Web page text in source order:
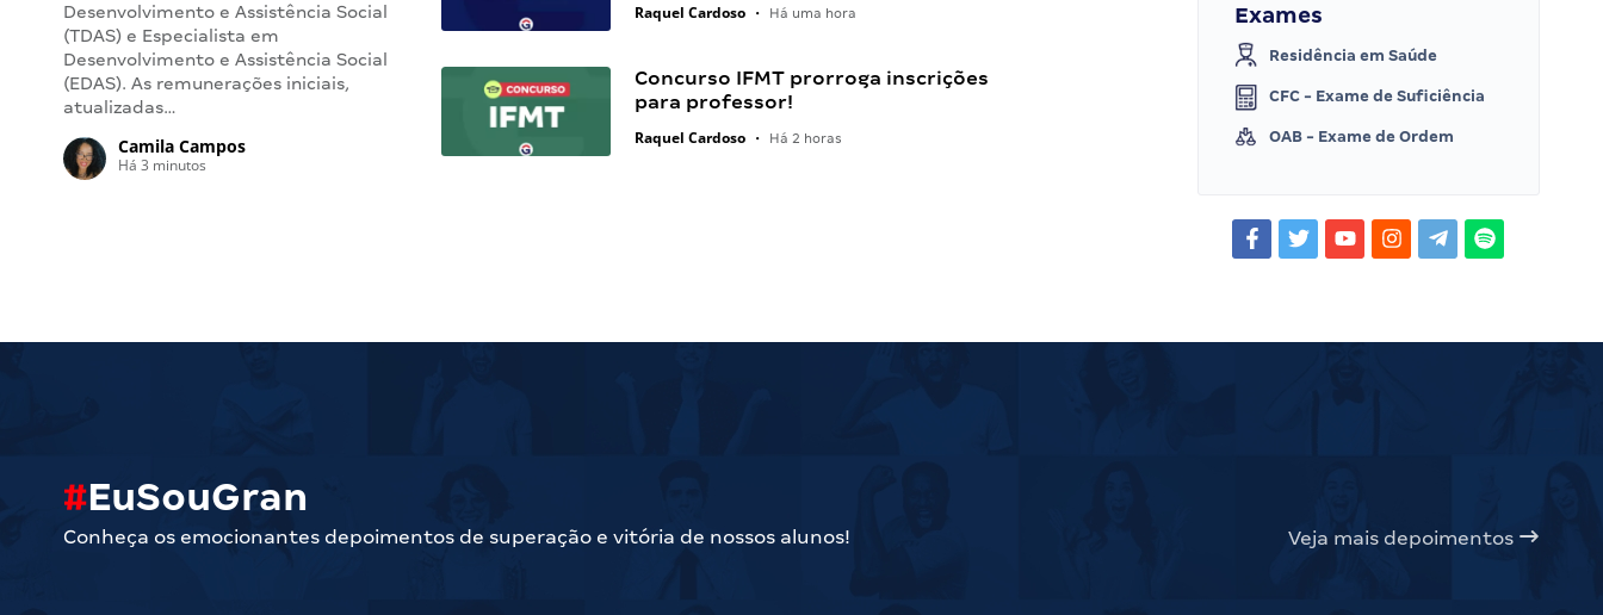
Desenvolvimento e Assistência Social
(TDAS) e Especialista em
Desenvolvimento e Assistência Social
(EDAS). As remunerações iniciais,
atualizadas…
Camila Campos
Há 3 minutos
Raquel Cardoso • Há uma hora
Concurso IFMT prorroga inscrições
para professor!
Raquel Cardoso • Há 2 horas
Exames
Residência em Saúde
CFC - Exame de Suficiência
OAB - Exame de Ordem
#EuSouGran
Conheça os emocionantes depoimentos de superação e vitória de nossos alunos! Veja mais depoimentos